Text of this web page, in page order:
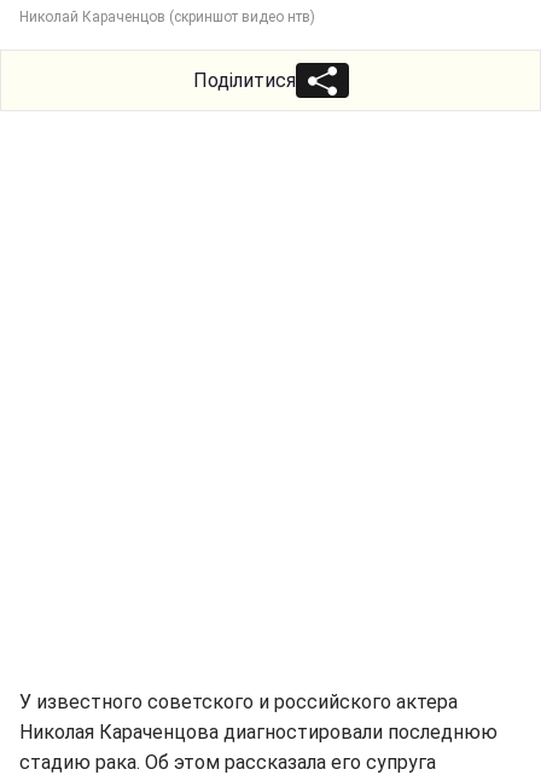
Николай Караченцов (скриншот видео нтв)
Поділитися
У известного советского и российского актера
Николая Караченцова диагностировали последнюю
стадию рака. Об этом рассказала его супруга